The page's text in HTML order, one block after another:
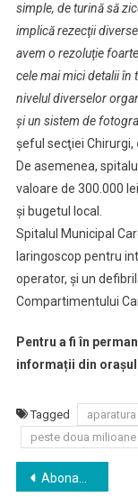
simple, de turină să
implică rezecţii
avem o rezoluţie
cele mai mici detalii în
nivelul diverselor
şi un sistem de
şeful secţiei Chirurgi,
De asemenea,
valoare de 300.000
şi bugetul local.
Spitalul Municipal
laringoscop pentru
operator, şi un
Compartimentului
Pentru a fi în
informații din
Tagged aparatura
peste doua milioane
Navigare
Abonamente Stagiunea 2019 – 2020